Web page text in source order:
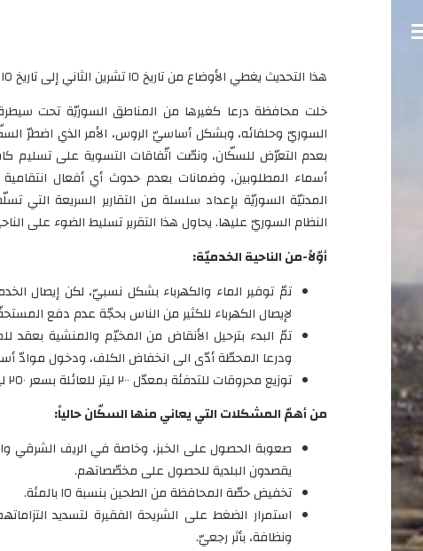
هذا التحديث يغطي الأوضاع من تاريخ ١٥ تشرين الثاني إلى تاريخ ١٥ كانون الأول
خلت محافظة درعا كغيرها من المناطق السوريّة تحت
السوريّ وحلفائه، وبشكل أساسيّ الروس، الأمر الذي اضطرّ
بعدم التعرّض للسكّان، ونصّت اتّفاقات التسوية على تسليم
أسماء المطلوبين، وضمانات بعدم حدوث أي أفعال
المدنيّة السوريّة بإعداد سلسلة من التقارير السريعة
النظام السوريّ عليها. يحاول هذا التقرير تسليط الضوء على
أوّلاً-من الناحية الخدميّة:
تمّ توفير الماء والكهرباء بشكل نسبيّ، لكن إيصال
لإيصال الكهرباء للكثير من الناس بحجّة عدم دفع
ودرعا المحطّة أدّى الى انخفاض الكلف، ودخول موادّ
توزيع محروقات للتدفئة بمعدّل ٢٠٠ ليتر للعائلة بسعر ٢٥٠ ليرة.
من أهمّ المشكلات التي يعاني منها السكّان حالياً:
صعوبة الحصول على الخبز، وخاصة في الريف الشرقي
يقصدون البلدية للحصول على مخصّصاتهم.
تخفيض حصّة المحافظة من الطحين بنسبة ١٥ بالمئة.
استمرار الضغط على الشريحة الفقيرة لتسديد
ونظافة، بأثر رجعيّ.